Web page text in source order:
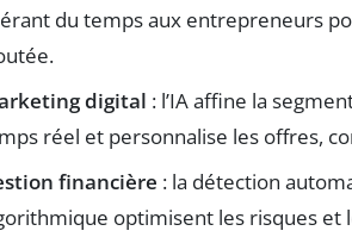
du temps aux entrepreneurs
digital : l’IA affine la
réel et personnalise les offres,
financière : la détection
optimisent les risques et